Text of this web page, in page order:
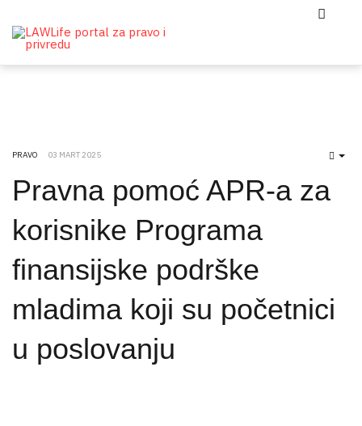
PRAVO 03 MART 2025
Pravna pomoć APR-a za
korisnike Programa
finansijske podrške
mladima koji su početnici
u poslovanju